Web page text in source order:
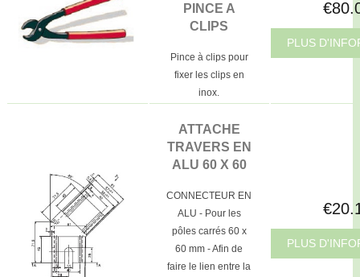
PINCE A
CLIPS
Pince à clips pour
fixer les clips en
inox.
PLUS
ATTACHE
TRAVERS EN
ALU 60 X 60
CONNECTEUR EN
ALU - Pour les
pôles carrés 60 x
60 mm - Afin de
faire le lien entre la
PLUS